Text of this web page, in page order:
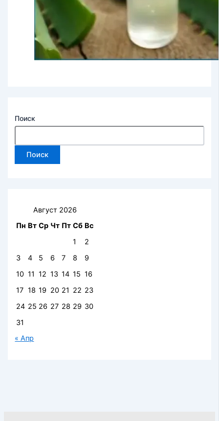
Поиск
Поиск
Август 2026
Пн Вт Ср Чт Пт Сб Вс
1
2
3
4 5 6 7 8
9
10 11 12 13 14 15 16
17 18 19 20 21 22 23
24 25 26 27 28 29 30
31
« Апр